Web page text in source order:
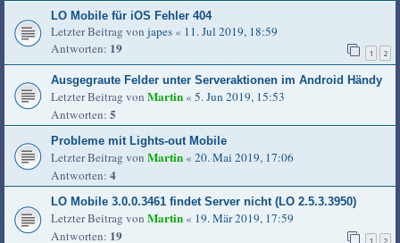
LO Mobile für iOS Fehler 404
Letzter Beitrag von japes « 11. Jul 2019, 18:59
Antworten: 19 1 2
Ausgegraute Felder unter Serveraktionen im Android Händy
Letzter Beitrag von Martin « 5. Jun 2019, 15:53
Antworten: 5
Probleme mit Lights-out Mobile
Letzter Beitrag von Martin « 20. Mai 2019, 17:06
Antworten: 4
LO Mobile 3.0.0.3461 findet Server nicht (LO 2.5.3.3950)
Letzter Beitrag von Martin « 19. Mär 2019, 17:59
Antworten: 19